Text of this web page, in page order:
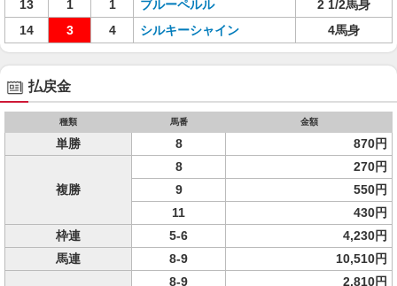
13
1 1 ブルーペルル
2 1/2馬身
14
3 4 シルキーシャイン 4馬身
払戻金
種類 馬番 金額
単勝 8 870円
複勝
8
270円
9
550円
11
430円
枠連
5-6
4,230円
馬連
8-9 10,510円
8-9
2,810円